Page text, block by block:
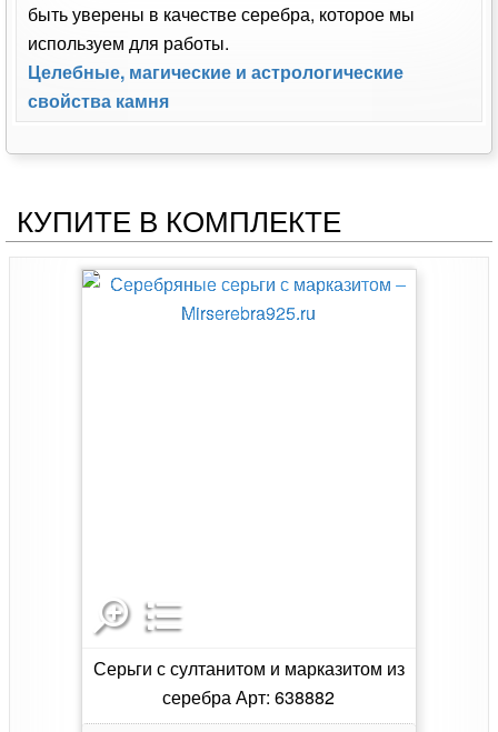
быть уверены в качестве серебра, которое мы
используем для работы.
Целебные, магические и астрологические
свойства камня
КУПИТЕ В КОМПЛЕКТЕ
Серьги с султанитом и марказитом из
серебра Арт: 638882